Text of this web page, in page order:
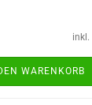
inkl.
WARENKORB